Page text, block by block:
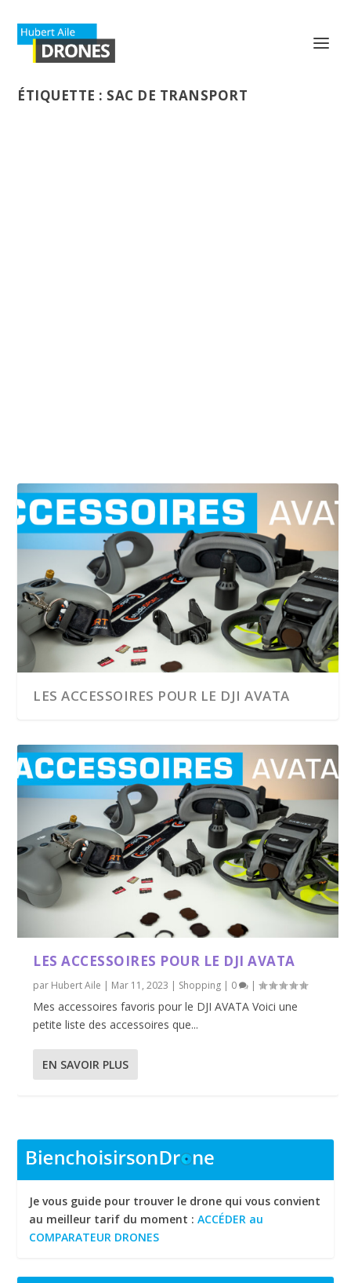
ÉTIQUETTE : SAC DE TRANSPORT
LES ACCESSOIRES POUR LE DJI AVATA
LES ACCESSOIRES POUR LE DJI AVATA
par Hubert Aile | Mar 11, 2023 | Shopping | 0 |
Mes accessoires favoris pour le DJI AVATA Voici une
petite liste des accessoires que...
EN SAVOIR PLUS
Je vous guide pour trouver le drone qui vous convient
au meilleur tarif du moment :ACCÉDER au
COMPARATEUR DRONES